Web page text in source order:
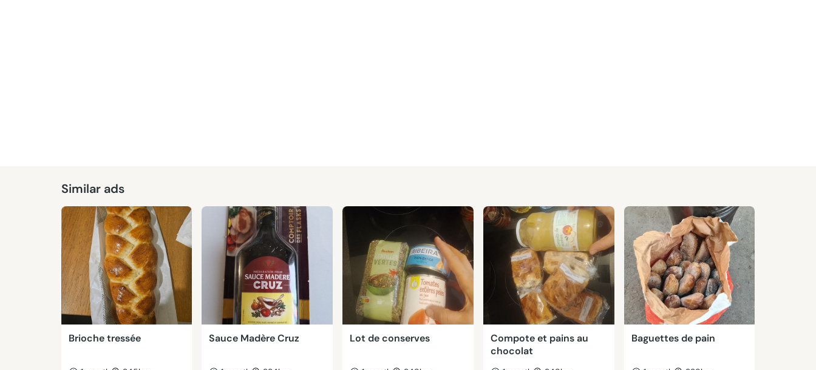
Similar ads
Brioche tressée Sauce Madère Cruz Lot de conserves
Compote et pains au
chocolat
Baguettes de pain